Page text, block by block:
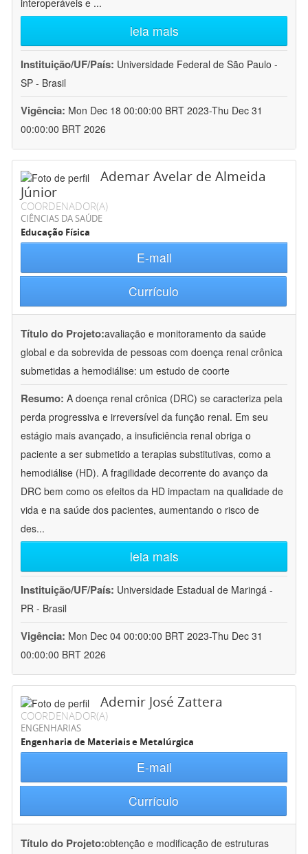
interoperáveis e ...
leia mais
Instituição/UF/País: Universidade Federal de São Paulo -
SP - Brasil
Vigência: Mon Dec 18 00:00:00 BRT 2023-Thu Dec 31
00:00:00 BRT 2026
Ademar Avelar de Almeida
Júnior
COORDENADOR(A)
CIÊNCIAS DA SAÚDE
Educação Física
E-mail
Currículo
Título do Projeto:avaliação e monitoramento da saúde
global e da sobrevida de pessoas com doença renal crônica
submetidas a hemodiálise: um estudo de coorte
Resumo: A doença renal crônica (DRC) se caracteriza pela
perda progressiva e irreversível da função renal. Em seu
estágio mais avançado, a insuficiência renal obriga o
paciente a ser submetido a terapias substitutivas, como a
hemodiálise (HD). A fragilidade decorrente do avanço da
DRC bem como os efeitos da HD impactam na qualidade de
vida e na saúde dos pacientes, aumentando o risco de
des...
leia mais
Instituição/UF/País: Universidade Estadual de Maringá -
PR - Brasil
Vigência: Mon Dec 04 00:00:00 BRT 2023-Thu Dec 31
00:00:00 BRT 2026
Ademir José Zattera
COORDENADOR(A)
ENGENHARIAS
Engenharia de Materiais e Metalúrgica
E-mail
Currículo
Título do Projeto:obtenção e modificação de estruturas